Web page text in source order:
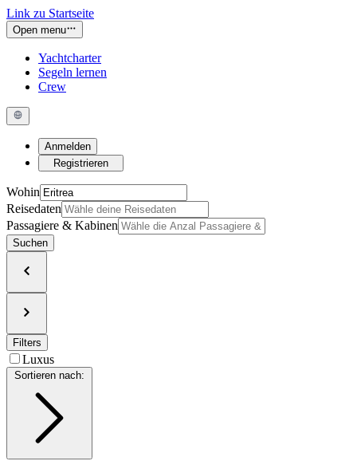
Link zu Startseite
Open menu
Yachtcharter
Segeln lernen
Crew
Anmelden
Registrieren
Wohin
Reisedaten
Passagiere & Kabinen
Suchen
Filters
Luxus
Sortieren nach